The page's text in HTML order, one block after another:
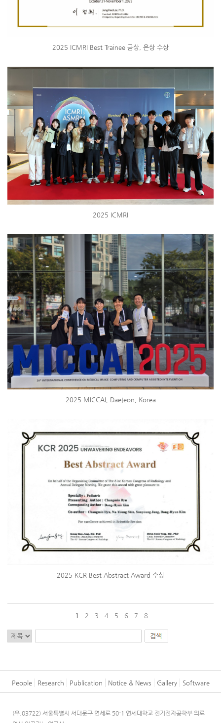
2025 ICMRI Best Trainee 금상, 은상 수상
2025 ICMRI
2025 MICCAI, Daejeon, Korea
2025 KCR Best Abstract Award 수상
1 2 3 4 5 6 7 8
People Research Publication Notice & News Gallery Software
(우.03722) 서울특별시 서대문구 연세로 50-1 연세대학교 전기전자공학부 의료